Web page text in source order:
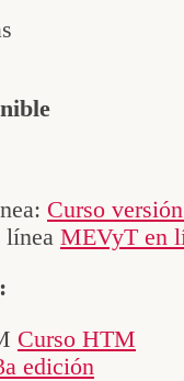
Curso
línea MEVyT en
Curso HTM
edición